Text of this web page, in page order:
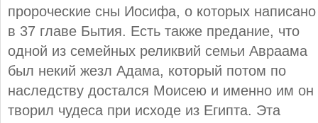
пророческие сны Иосифа, о которых написано
в 37 главе Бытия. Есть также предание, что
одной из семейных реликвий семьи Авраама
был некий жезл Адама, который потом по
наследству достался Моисею и именно им он
творил чудеса при исходе из Египта. Эта